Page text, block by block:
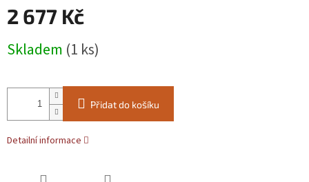
2 677 Kč
cena:
Skladem (1 ks)
Přidat do košíku
Detailní informace